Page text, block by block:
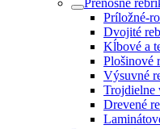
Príložné-
Dvojité
Kĺbové a
Plošinové
Výsuvné
Trojdielne
Drevené